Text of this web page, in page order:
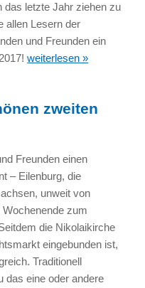
das letzte Jahr ziehen zu
allen Lesern der
und Freunden ein
weiterlesen »
zweiten
Freunden einen
– Eilenburg, die
unweit von
zum
die Nikolaikirche
eingebunden ist,
Traditionell
das eine oder andere